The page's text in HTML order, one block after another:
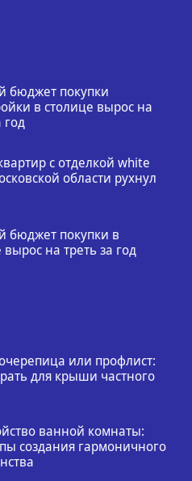
бюджет покупки
в столице вырос на
год
с отделкой white
области рухнул
бюджет покупки в
вырос на треть за год
или профлист:
для крыши частного
ванной комнаты:
создания гармоничного